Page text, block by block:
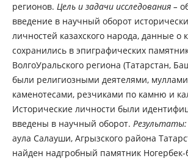
регионов. Цель и задачи исследования –
введение в научный оборот
личностей казахского народа, данные о
сохранились в эпиграфических
ВолгоУральского региона (Татарстан,
были религиозными деятелями,
каменотесами, резчиками по камню и
Исторические личности были
введены в научный оборот. Результаты:
аула Салауши, Агрызского района
найден надгробный памятник Ногербек-